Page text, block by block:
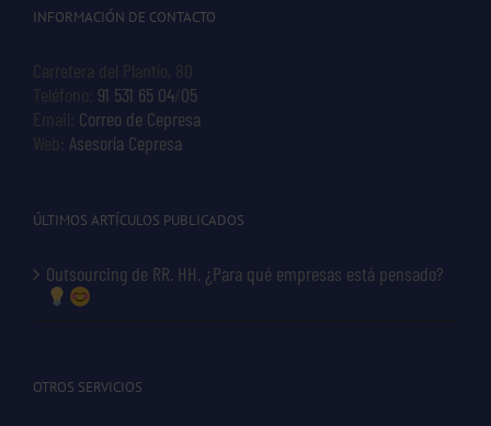
INFORMACIÓN DE CONTACTO
Carretera del Plantío, 80
Teléfono: 91 531 65 04 05
Email: Correo de Cepresa
Web: Asesoría Cepresa
ÚLTIMOS ARTÍCULOS PUBLICADOS
Outsourcing de RR. HH. ¿Para qué empresas está pensado?
OTROS SERVICIOS